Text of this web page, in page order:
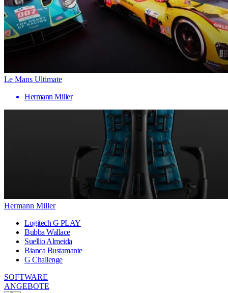
Le Mans Ultimate
Hermann Miller
Hermann Miller
Logitech G PLAY
Bubba Wallace
Suellio Almeida
Bianca Bustamante
G Challenge
SOFTWARE
ANGEBOTE